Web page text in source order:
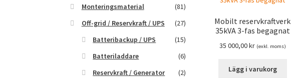
Mobilt reservkraftverk
35kVA 3-fas begagnat
35 000,00kr (exkl. moms)
Lägg i varukorg
Monteringsmaterial
(81)
Off-grid / Reservkraft / UPS
(27)
Batteribackup / UPS
(15)
Batteriladdare
(6)
Reservkraft / Generator
(2)